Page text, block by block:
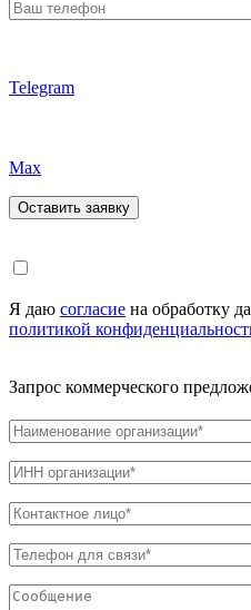
Telegram
Max
Я даю согласие на обработку
политикой
Запрос коммерческого